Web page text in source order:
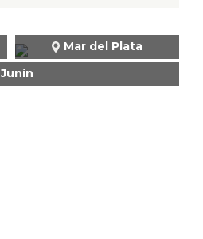
Mar del Plata
Junín